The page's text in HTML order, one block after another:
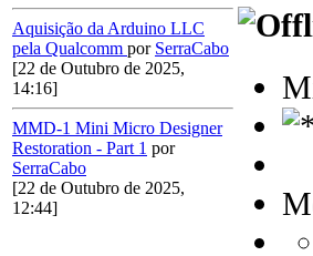
Aquisição da Arduino LLC
pela Qualcomm por SerraCabo
[22 de Outubro de 2025,
14:16]
MMD-1 Mini Micro Designer
Restoration - Part 1 por
SerraCabo
[22 de Outubro de 2025,
12:44]